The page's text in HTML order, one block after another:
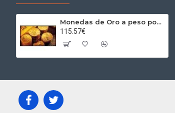
Monedas de Oro a peso por gramos al precio del día + 2,5% Au
115.57€